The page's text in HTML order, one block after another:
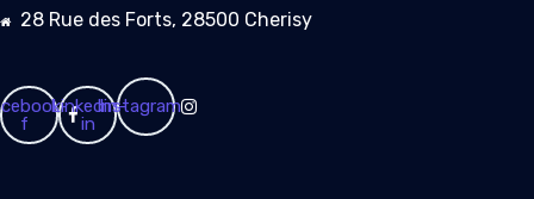
28 Rue des Forts, 28500 Cherisy
f
Linkedin-
in
Instagram